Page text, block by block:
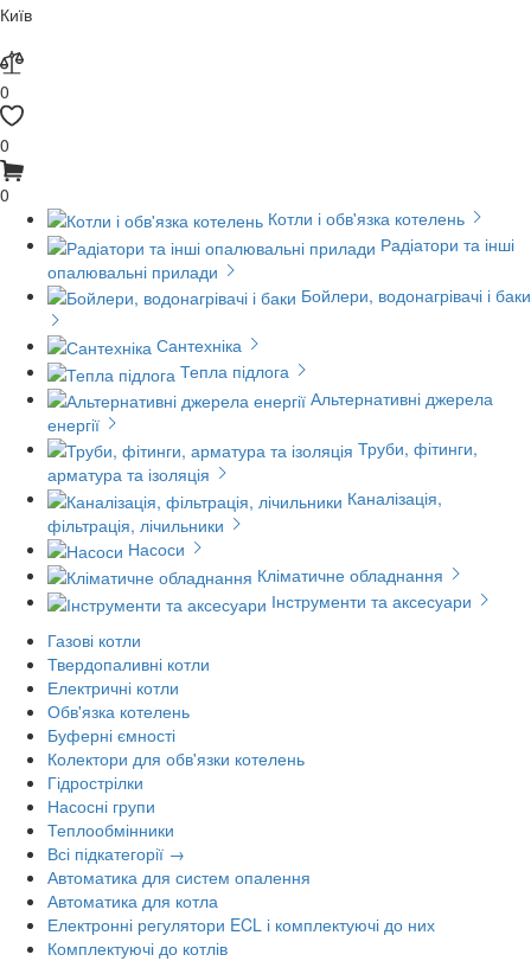
Київ
0
0
0
Котли і обв'язка котелень
Радіатори та інші
опалювальні прилади
Бойлери, водонагрівачі і баки
Сантехніка
Тепла підлога
Альтернативні джерела
енергії
Труби, фітинги,
арматура та ізоляція
Каналізація,
фільтрація, лічильники
Насоси
Кліматичне обладнання
Інструменти та аксесуари
Газові котли
Твердопаливні котли
Електричні котли
Обв'язка котелень
Буферні ємності
Колектори для обв'язки котелень
Гідрострілки
Насосні групи
Теплообмінники
Всі підкатегорії →
Автоматика для систем опалення
Автоматика для котла
Електронні регулятори ECL і комплектуючі до них
Комплектуючі до котлів